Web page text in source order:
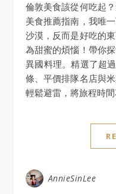
倫敦美食該從何吃起？這篇由在地旅人親自蒐羅的倫敦
美食推薦指南，我唯
沙漠，反而是好吃的
為甜蜜的煩惱！帶你
異國料理。精選了超
條、平價排隊名店與
輕鬆避雷，將旅程時
AnnieSinLee